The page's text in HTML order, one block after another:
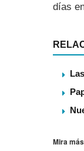
dí­as
Mira